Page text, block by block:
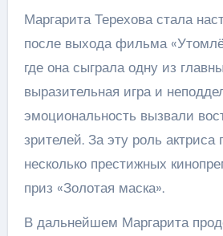
Маргарита Терехова стала
после выхода фильма
где она сыграла одну из
выразительная игра и
эмоциональность вызвали
зрителей. За эту роль актриса
несколько престижных
приз «Золотая маска».
В дальнейшем Маргарита